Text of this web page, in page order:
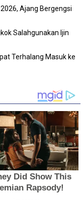
Ajang Bergengsi
Salahgunakan Ijin
Terhalang Masuk ke